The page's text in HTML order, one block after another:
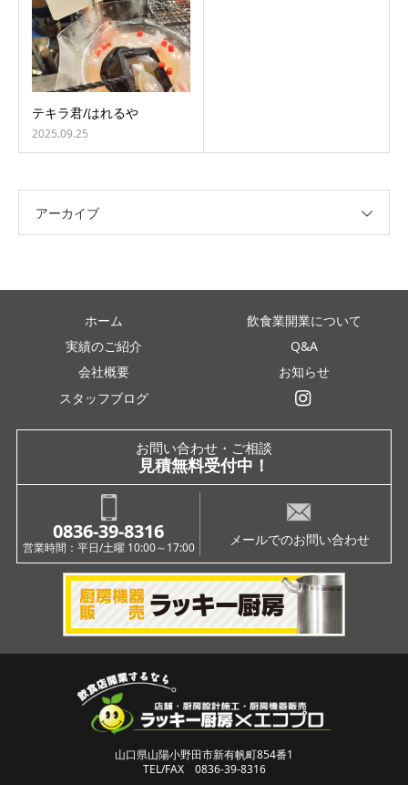
テキラ君/はれるや
2025.09.25
アーカイブ
ホーム
飲食業開業について
実績のご紹介
Q&A
会社概要
お知らせ
スタッフブログ
お問い合わせ・ご相談
見積無料受付中！
0836-39-8316
営業時間：平日/土曜 10:00～17:00 メールでのお問い合わせ
山口県山陽小野田市新有帆町854番1
TEL/FAX 0836-39-8316